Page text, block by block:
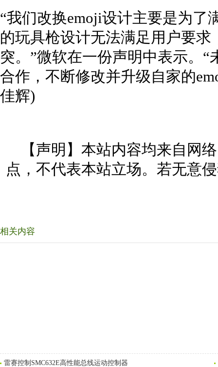
“我们改换emoji设计主要是为了
的玩具枪设计无法满足用户要
突。”微软在一份声明中表示。
合作，不断修改并升级自家的
佳辉)
【声明】本站内容均来自网
点，不代表本站立场。若无意
相关内容
雷赛控制SMC632E高性能总线运动控制器